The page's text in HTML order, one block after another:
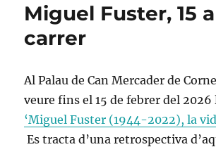
Miguel Fuster, 15
carrer
Al Palau de Can Mercader de
veure fins el 15 de febrer del 2026
‘Miguel Fuster (1944-2022), la
Es tracta d’una retrospectiva